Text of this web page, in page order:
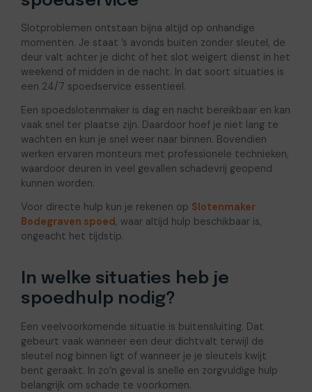
Slotproblemen ontstaan bijna altijd op onhandige
momenten. Je staat ’s avonds buiten zonder sleutel, de
deur valt achter je dicht of het slot weigert dienst in het
weekend of midden in de nacht. In dat soort situaties is
een 24/7 spoedservice essentieel.
Een spoedslotenmaker is dag en nacht bereikbaar en kan
vaak snel ter plaatse zijn. Daardoor hoef je niet lang te
wachten en kun je snel weer naar binnen. Bovendien
werken ervaren monteurs met professionele technieken,
waardoor deuren in veel gevallen schadevrij geopend
kunnen worden.
Voor directe hulp kun je rekenen op Slotenmaker
Bodegraven spoed, waar altijd hulp beschikbaar is,
ongeacht het tijdstip.
In welke situaties heb je
spoedhulp nodig?
Een veelvoorkomende situatie is buitensluiting. Dat
gebeurt vaak wanneer een deur dichtvalt terwijl de
sleutel nog binnen ligt of wanneer je je sleutels kwijt
bent geraakt. In zo’n geval is snelle en zorgvuldige hulp
belangrijk om schade te voorkomen.